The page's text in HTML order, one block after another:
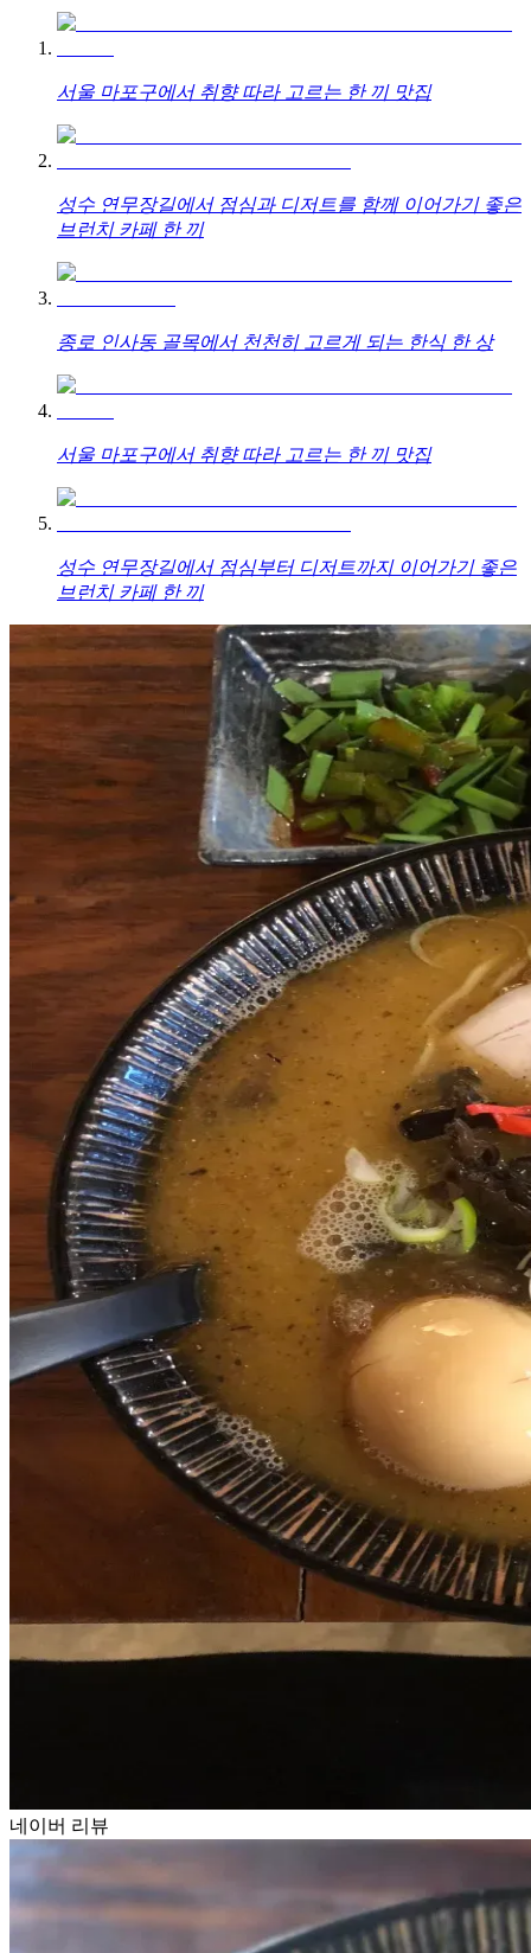
서울 마포구에서 취향 따라 고르는 한 끼 맛집
성수 연무장길에서 점심과 디저트를 함께 이어가기 좋은
브런치 카페 한 끼
종로 인사동 골목에서 천천히 고르게 되는 한식 한 상
서울 마포구에서 취향 따라 고르는 한 끼 맛집
성수 연무장길에서 점심부터 디저트까지 이어가기 좋은
브런치 카페 한 끼
네이버 리뷰